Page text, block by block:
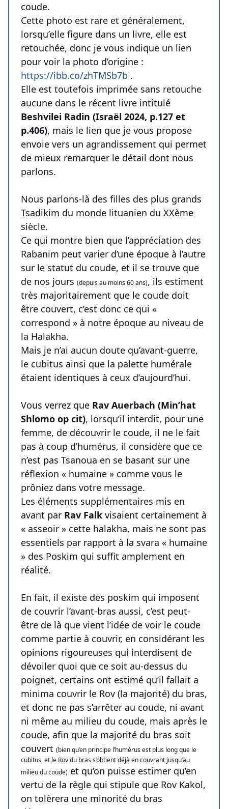
coude.
Cette photo est rare et généralement,
lorsqu’elle figure dans un livre, elle est
retouchée, donc je vous indique un lien
pour voir la photo d’origine :
https://ibb.co/zhTMSb7b .
Elle est toutefois imprimée sans retouche
aucune dans le récent livre intitulé
Beshvilei Radin (Israël 2024, p.127 et
p.406), mais le lien que je vous propose
envoie vers un agrandissement qui permet
de mieux remarquer le détail dont nous
parlons.
Nous parlons-là des filles des plus grands
Tsadikim du monde lituanien du XXème
siècle.
Ce qui montre bien que l’appréciation des
Rabanim peut varier d’une époque à l’autre
sur le statut du coude, et il se trouve que
de nos jours (depuis au moins 60 ans), ils estiment
très majoritairement que le coude doit
être couvert, c’est donc ce qui «
correspond » à notre époque au niveau de
la Halakha.
Mais je n’ai aucun doute qu’avant-guerre,
le cubitus ainsi que la palette humérale
étaient identiques à ceux d’aujourd’hui.
Vous verrez que Rav Auerbach (Min’hat
Shlomo op cit), lorsqu’il interdit, pour une
femme, de découvrir le coude, il ne le fait
pas à coup d’humérus, il considère que ce
n’est pas Tsanoua en se basant sur une
réflexion « humaine » comme vous le
prôniez dans votre message.
Les éléments supplémentaires mis en
avant par Rav Falk visaient certainement à
« asseoir » cette halakha, mais ne sont pas
essentiels par rapport à la svara « humaine
» des Poskim qui suffit amplement en
réalité.
En fait, il existe des poskim qui imposent
de couvrir l’avant-bras aussi, c’est peut-
être de là que vient l’idée de voir le coude
comme partie à couvrir, en considérant les
opinions rigoureuses qui interdisent de
dévoiler quoi que ce soit au-dessus du
poignet, certains ont estimé qu’il fallait a
minima couvrir le Rov (la majorité) du bras,
et donc ne pas s’arrêter au coude, ni avant
ni même au milieu du coude, mais après le
coude, afin que la majorité du bras soit
couvert (bien qu’en principe l’humérus est plus long que le
cubitus, et le Rov du bras s’obtient déjà en couvrant jusqu’au
milieu du coude) et qu’on puisse estimer qu’en
vertu de la règle qui stipule que Rov Kakol,
on tolèrera une minorité du bras